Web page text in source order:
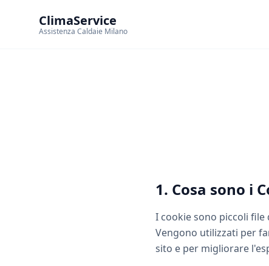
ClimaService
Assistenza Caldaie Milano
1. Cosa sono i
I cookie sono piccoli
Vengono utilizzati per
sito e per migliorare